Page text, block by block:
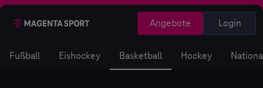
Angebote Login
Fußball Eishockey Basketball Hockey